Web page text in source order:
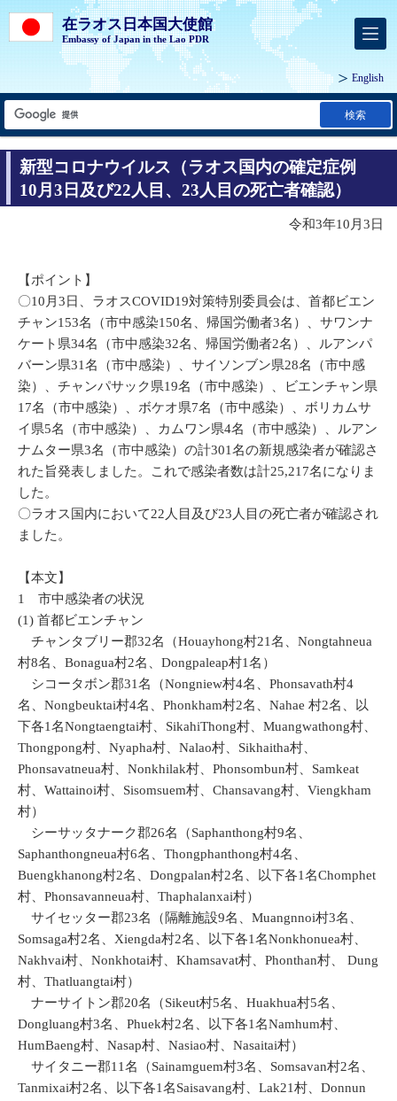
在ラオス日本国大使館
Embassy of Japan in the Lao PDR
English
検索
新型コロナウイルス（ラオス国内の確定症例
10月3日及び22人目、23人目の死亡者確認）
令和3年10月3日
【ポイント】
〇10月3日、ラオスCOVID19対策特別委員会は、首都ビエン
チャン153名（市中感染150名、帰国労働者3名）、サワンナ
ケート県34名（市中感染32名、帰国労働者2名）、ルアンパ
バーン県31名（市中感染）、サイソンブン県28名（市中感
染）、チャンパサック県19名（市中感染）、ビエンチャン県
17名（市中感染）、ボケオ県7名（市中感染）、ボリカムサ
イ県5名（市中感染）、カムワン県4名（市中感染）、ルアン
ナムター県3名（市中感染）の計301名の新規感染者が確認さ
れた旨発表しました。これで感染者数は計25,217名になりま
した。
〇ラオス国内において22人目及び23人目の死亡者が確認され
ました。
【本文】
1 市中感染者の状況
(1) 首都ビエンチャン
チャンタブリー郡32名（Houayhong村21名、Nongtahneua
村8名、Bonagua村2名、Dongpaleap村1名）
シコータボン郡31名（Nongniew村4名、Phonsavath村4
名、Nongbeuktai村4名、Phonkham村2名、Nahae 村2名、以
下各1名Nongtaengtai村、SikahiThong村、Muangwathong村、
Thongpong村、Nyapha村、Nalao村、Sikhaitha村、
Phonsavatneua村、Nonkhilak村、Phonsombun村、Samkeat
村、Wattainoi村、Sisomsuem村、Chansavang村、Viengkham
村）
シーサッタナーク郡26名（Saphanthong村9名、
Saphanthongneua村6名、Thongphanthong村4名、
Buengkhanong村2名、Dongpalan村2名、以下各1名Chomphet
村、Phonsavanneua村、Thaphalanxai村）
サイセッター郡23名（隔離施設9名、Muangnnoi村3名、
Somsaga村2名、Xiengda村2名、以下各1名Nonkhonuea村、
Nakhvai村、Nonkhotai村、Khamsavat村、Phonthan村、 Dung
村、Thatluangtai村）
ナーサイトン郡20名（Sikeut村5名、Huakhua村5名、
Dongluang村3名、Phuek村2名、以下各1名Namhum村、
HumBaeng村、Nasap村、Nasiao村、Nasaitai村）
サイタニー郡11名（Sainamguem村3名、Somsavan村2名、
Tanmixai村2名、以下各1名Saisavang村、Lak21村、Donnun